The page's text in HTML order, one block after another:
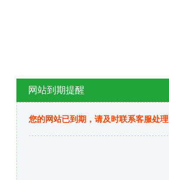
网站到期提醒
您的网站已到期，请及时联系客服处理